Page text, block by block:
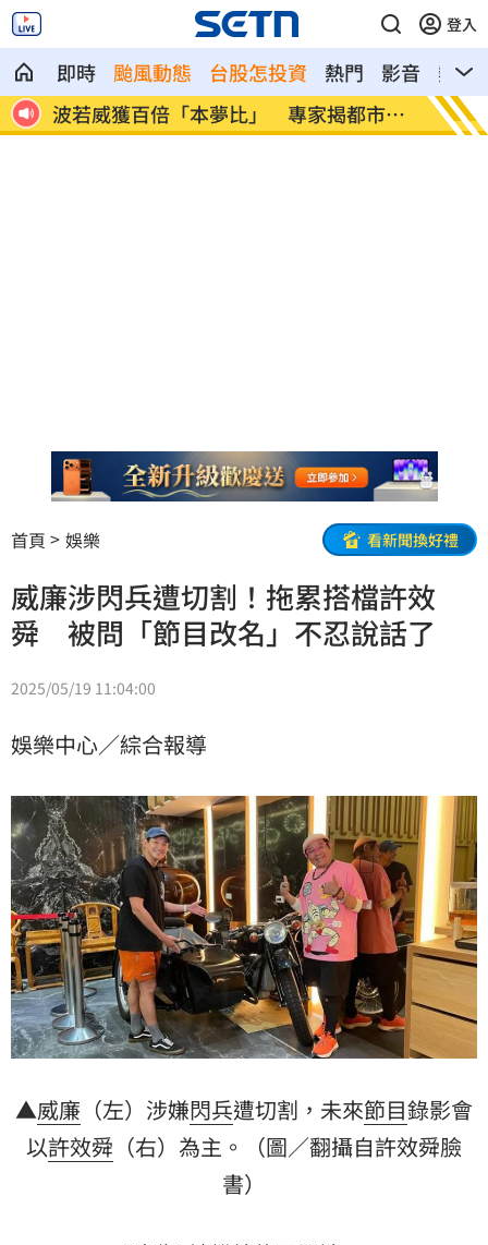
登入
即時 颱風動態 台股怎投資 熱門 影音
熱搜
傳
LINE更新傳災情！ 用戶怨「主題全報
廢」
美國
進
首頁 娛樂 看新聞換好禮
威廉涉閃兵遭切割！拖累搭檔許效
舜 被問「節目改名」不忍說話了
2025/05/19 11:04:00
娛樂中心／綜合報導
▲威廉 （左）涉嫌閃兵遭切割，未來節目錄影會
以許效舜 （右）為主。（圖／翻攝自許效舜臉
書）